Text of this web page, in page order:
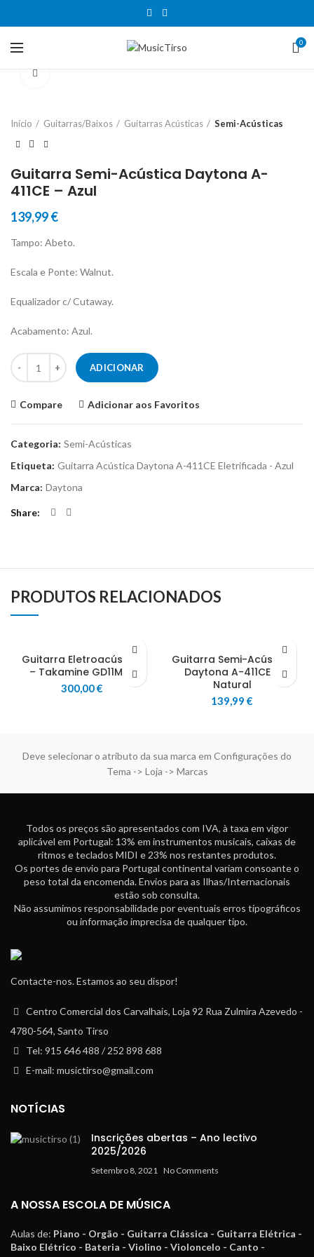
0
Início Guitarras/Baixos Guitarras Acústicas Semi-Acústicas
Guitarra Semi-Acústica Daytona A-
411CE – Azul
139,99€
Tampo: Abeto.
Escala e Ponte: Walnut.
Equalizador c/ Cutaway.
Acabamento: Azul.
Quantidade de Guitarra Semi-Acústica Daytona A-411CE - Azul
ADICIONAR
Compare Adicionar aos Favoritos
Categoria: Semi-Acústicas
Etiqueta: Guitarra Acústica Daytona A-411CE Eletrificada - Azul
Marca: Daytona
Share
PRODUTOS RELACIONADOS
Guitarra Eletroacústica
– Takamine GD11MCE
300,00€
Guitarra Semi-Acústica
Daytona A-411CE –
Natural
139,99 €
Deve selecionar o atributo da sua marca em Configurações do
Tema -> Loja -> Marcas
Todos os preços são apresentados com IVA, à taxa em vigor
aplicável em Portugal: 13% em instrumentos musicais, caixas de
ritmos e teclados MIDI e 23% nos restantes produtos.
Os portes de envio para Portugal continental variam consoante o
peso total da encomenda. Envios para as Ilhas/Internacionais
estão sob consulta.
Não assumimos responsabilidade por eventuais erros tipográficos
ou informação imprecisa de qualquer tipo.
Contacte-nos. Estamos ao seu dispor!
Centro Comercial dos Carvalhais, Loja 92 Rua Zulmira Azevedo -
4780-564, Santo Tirso
Tel: 915 646 488 / 252 898 688
E-mail: musictirso@gmail.com
NOTÍCIAS
Inscrições abertas – Ano lectivo
2025/2026
Setembro 8, 2021 No Comments
A NOSSA ESCOLA DE MÚSICA
Aulas de: Piano - Orgão - Guitarra Clássica - Guitarra Elétrica -
Baixo Elétrico - Bateria - Violino - Violoncelo - Canto -